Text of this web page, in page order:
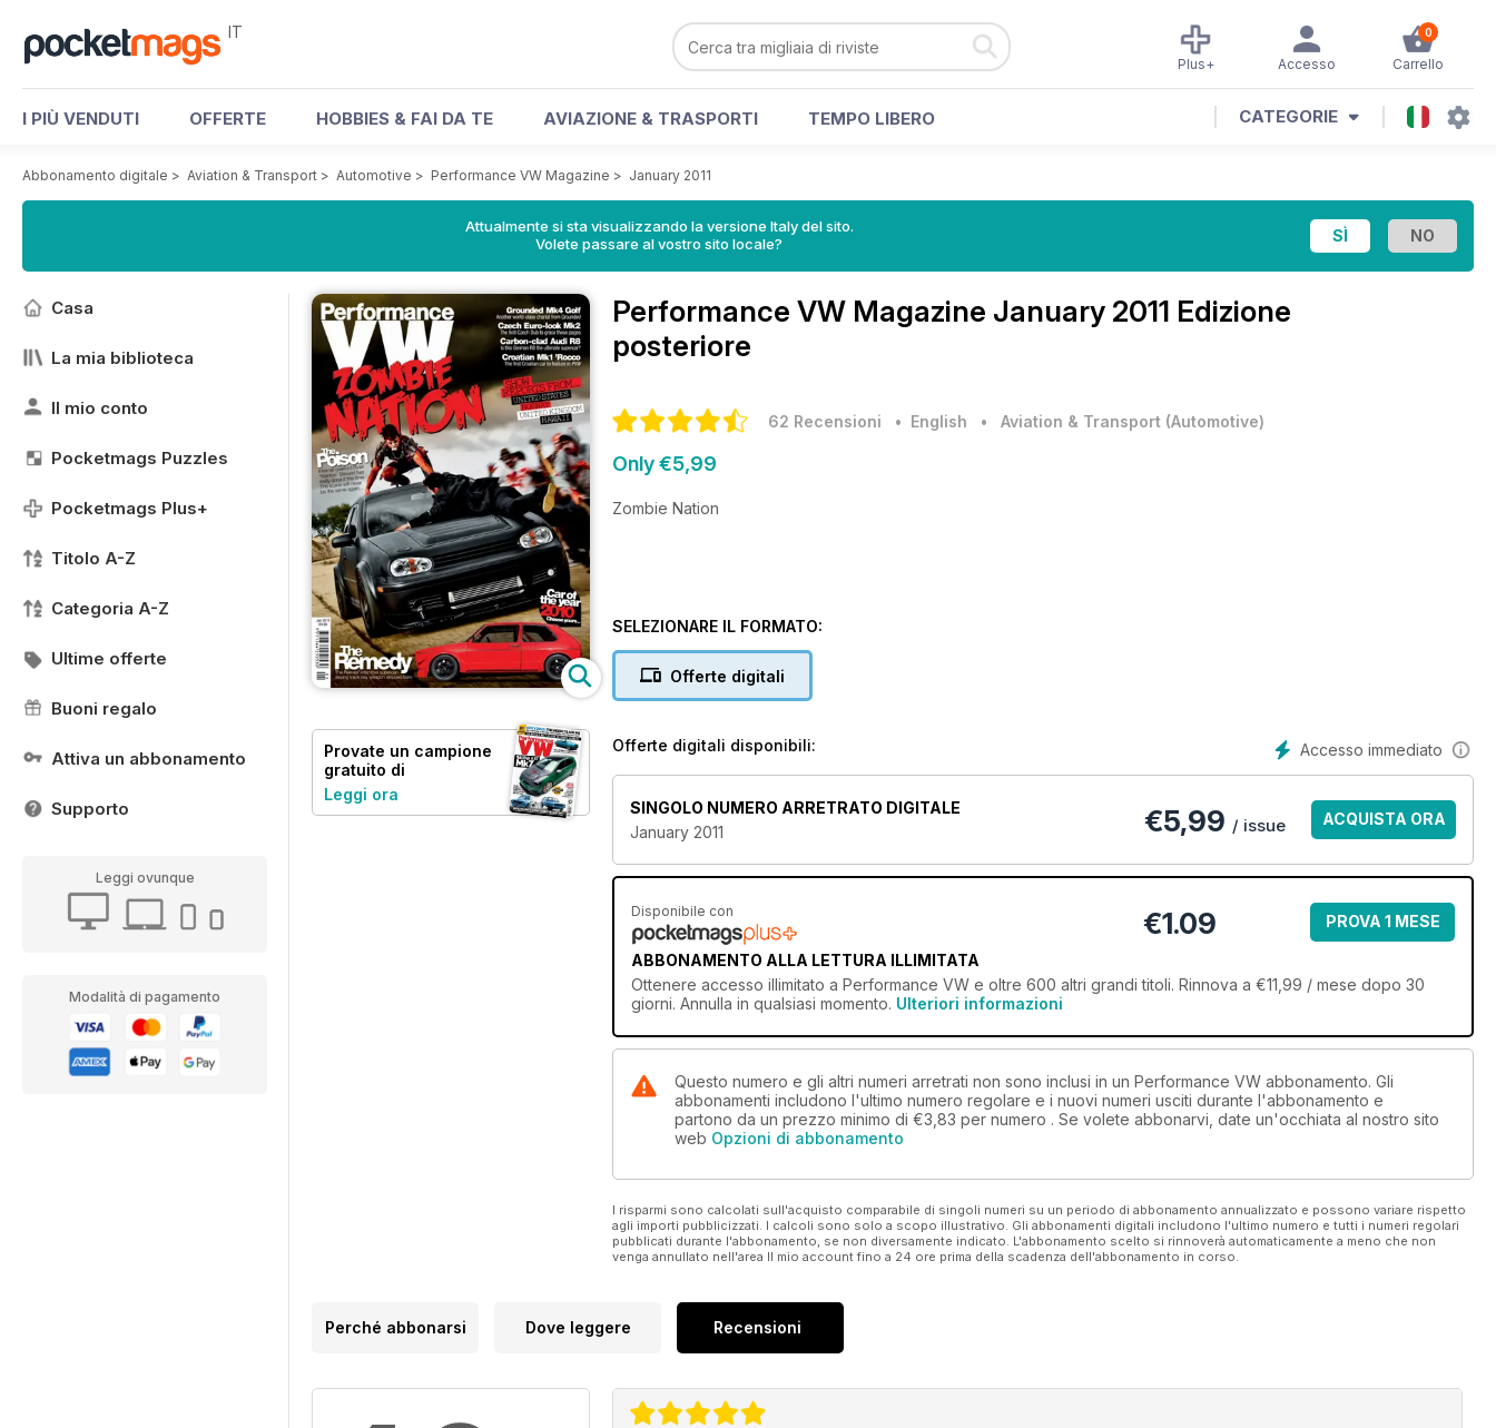
IT 0
Carrello
Accesso
Plus+
I PIÙ VENDUTI OFFERTE HOBBIES & FAI DA TE AVIAZIONE & TRASPORTI TEMPO LIBERO CATEGORIE
Abbonamento digitale > Aviation & Transport > Automotive > Performance VW Magazine > January 2011
Attualmente si sta visualizzando la versione Italy del sito.
Volete passare al vostro sito locale?
Casa
La mia biblioteca
Il mio conto
Pocketmags Puzzles
Pocketmags Plus+
Titolo A-Z
Categoria A-Z
Ultime offerte
Buoni regalo
Attiva un abbonamento
Supporto
Leggi ovunque
Modalità di pagamento
Provate un campione
gratuito di
Performance VW
Leggi ora
Performance VW Magazine January 2011 Edizione
posteriore
62 Recensioni • English • Aviation & Transport (Automotive)
Only €5,99
Zombie Nation
SELEZIONARE IL FORMATO:
Offerte digitali
Accesso immediato
Offerte digitali disponibili:
SINGOLO NUMERO ARRETRATO DIGITALE
January 2011
€5,99 / issue ACQUISTA ORA
Disponibile con
ABBONAMENTO ALLA LETTURA ILLIMITATA
€1.09 PROVA 1 MESE
Ottenere accesso illimitato a Performance VW e oltre 600 altri grandi titoli. Rinnova a €11,99 / mese dopo 30
giorni. Annulla in qualsiasi momento. Ulteriori informazioni
Questo numero e gli altri numeri arretrati non sono inclusi in un Performance VW abbonamento. Gli
abbonamenti includono l'ultimo numero regolare e i nuovi numeri usciti durante l'abbonamento e
partono da un prezzo minimo di €3,83 per numero . Se volete abbonarvi, date un'occhiata al nostro sito
web Opzioni di abbonamento
I risparmi sono calcolati sull'acquisto comparabile di singoli numeri su un periodo di abbonamento annualizzato e possono variare rispetto
agli importi pubblicizzati. I calcoli sono solo a scopo illustrativo. Gli abbonamenti digitali includono l'ultimo numero e tutti i numeri regolari
pubblicati durante l'abbonamento, se non diversamente indicato. L'abbonamento scelto si rinnoverà automaticamente a meno che non
venga annullato nell'area Il mio account fino a 24 ore prima della scadenza dell'abbonamento in corso.
Perché abbonarsi Dove leggere Recensioni